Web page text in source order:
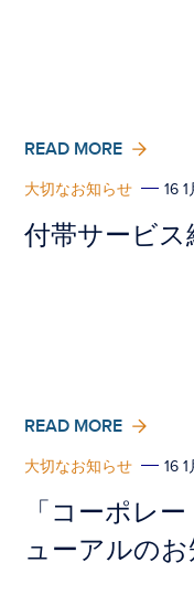
READ MORE
大切なお知らせ 16
付帯サービス
READ MORE
大切なお知らせ 16
「コーポレ
ューアルのお